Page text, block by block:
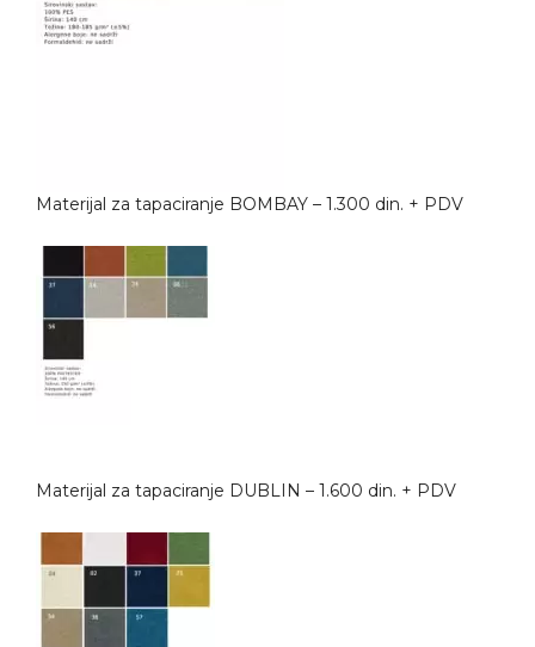
Materijal za tapaciranje BOMBAY – 1.300 din. + PDV
Materijal za tapaciranje DUBLIN – 1.600 din. + PDV